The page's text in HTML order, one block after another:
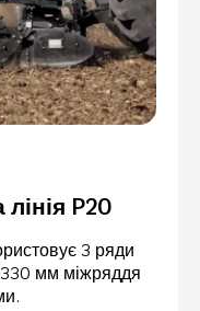
P20
3 ряди
мм міжряддя